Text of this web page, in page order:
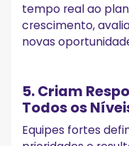
tempo real ao
crescimento,
novas
5. Criam
Todos os
Equipes fortes